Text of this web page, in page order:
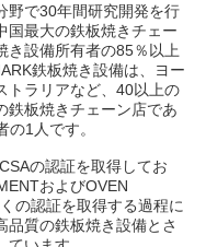
野で30年間研究開発を行
国最大の鉄板焼きチェー
き設備所有者の85％以上
鉄板焼き設備は、ヨー
トラリアなど、40以上の
鉄板焼きチェーン店であ
1人です。
の認証を取得してお
およびOVEN
の認証を取得する過程に
品質の鉄板焼き設備とさ